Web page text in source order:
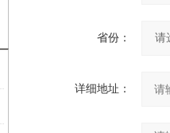
省份：
详细地址：